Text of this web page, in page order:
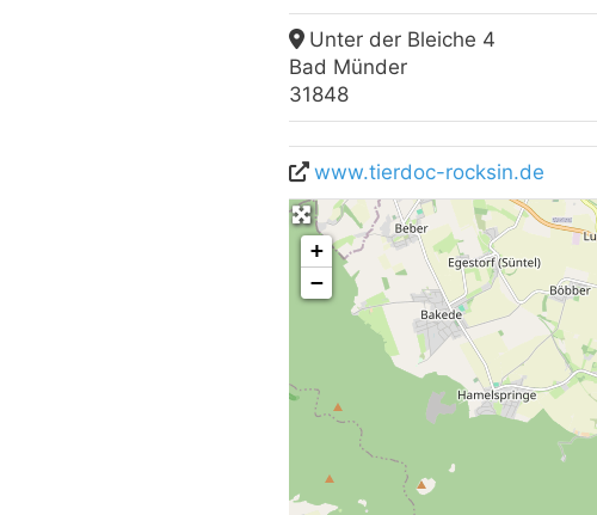
Unter der Bleiche 4
Bad Münder
31848
www.tierdoc-rocksin.de
+
−